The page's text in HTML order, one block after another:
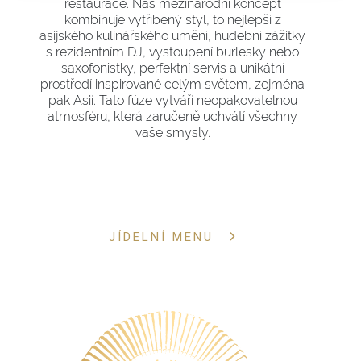
restaurace. Náš mezinárodní koncept
kombinuje vytříbený styl, to nejlepší z
asijského kulinářského umění, hudební zážitky
s rezidentním DJ, vystoupení burlesky nebo
saxofonistky, perfektní servis a unikátní
prostředí inspirované celým světem, zejména
pak Asií. Tato fúze vytváří neopakovatelnou
atmosféru, která zaručeně uchvátí všechny
vaše smysly.
JÍDELNÍ MENU